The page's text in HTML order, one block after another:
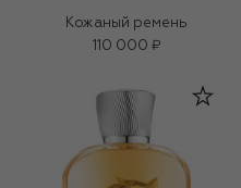
Кожаный ремень
110 000 ₽